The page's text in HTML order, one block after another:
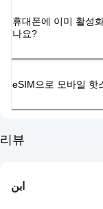
휴대폰에 이미 활성
나요?
eSIM으로 모바일 핫
리뷰
ابن